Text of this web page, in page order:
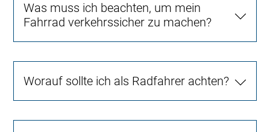
Was muss ich beachten, um mein
Fahrrad verkehrssicher zu machen?
Worauf sollte ich als Radfahrer achten?